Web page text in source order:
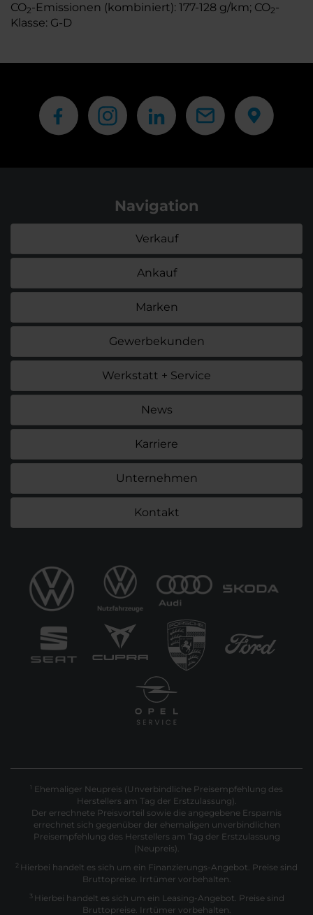
CO2-Emissionen (kombiniert): 177-128 g/km; CO2-
Klasse: G-D
Navigation
Verkauf
Ankauf
Marken
Gewerbekunden
Werkstatt + Service
News
Karriere
Unternehmen
Kontakt
1 Ehemaliger Neupreis (Unverbindliche Preisempfehlung des
Herstellers am Tag der Erstzulassung).
Der errechnete Preisvorteil sowie die angegebene Ersparnis
errechnet sich gegenüber der ehemaligen unverbindlichen
Preisempfehlung des Herstellers am Tag der Erstzulassung
(Neupreis).
2 Hierbei handelt es sich um ein Finanzierungs-Angebot. Preise sind
Bruttopreise. Irrtümer vorbehalten.
3 Hierbei handelt es sich um ein Leasing-Angebot. Preise sind
Bruttopreise. Irrtümer vorbehalten.